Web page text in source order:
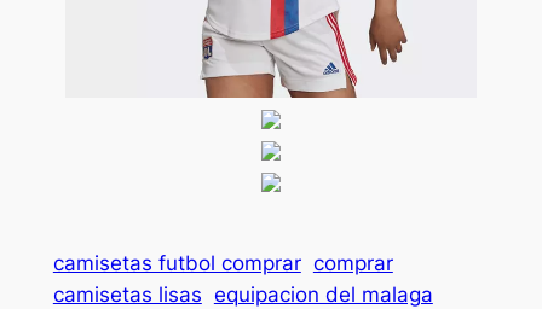
camisetas futbol comprar comprar
camisetas lisas equipacion del malaga